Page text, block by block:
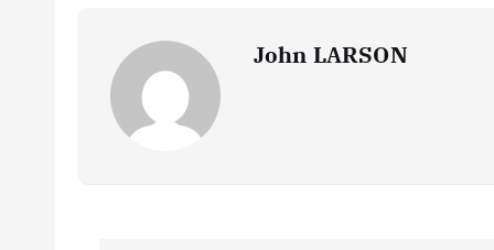
John LARSON